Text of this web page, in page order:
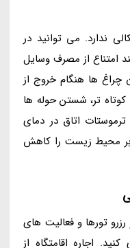
ندارد. می توانید در
امتناع از مصرف وسایل
ها هنگام خروج از
تر، شستن حوله ها
اتاق در دمای
محیط زیست را کاهش
تورها و فعالیت های
اجاره اقامتگاه از